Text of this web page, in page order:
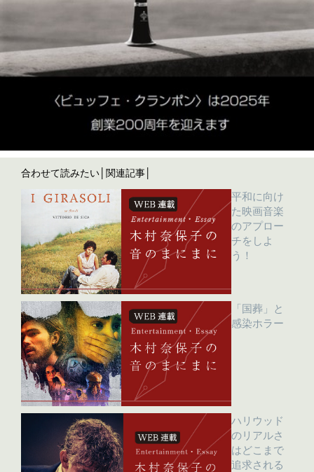
合わせて読みたい│関連記事│
平和に向け
た映画音楽
のアプロー
チをしよ
う！
「国葬」と
感染ホラー
ハリウッド
のリアルさ
はどこまで
追求される